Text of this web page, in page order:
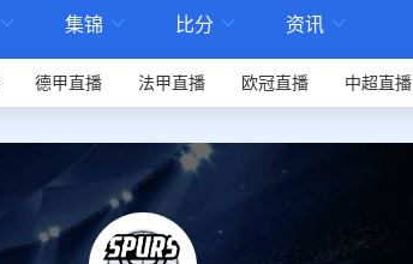
 集锦  比分  资讯 
德甲直播 法甲直播 欧冠直播
中超直播